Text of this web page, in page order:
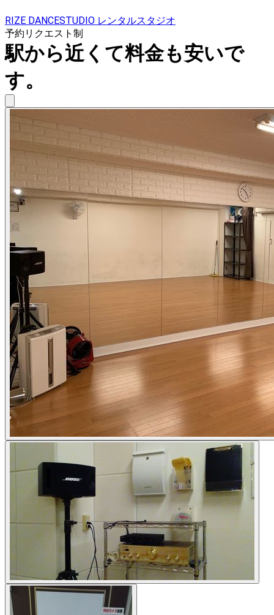
RIZE DANCESTUDIO レンタルスタジオ
予約リクエスト制
駅から近くて料金も安いで
す。